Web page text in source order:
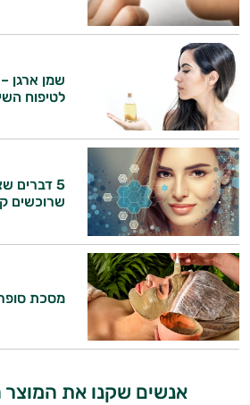
שמן ארגן
לטיפוח
5 דברים
שרוכשים
מסכת
אנשים שקנו את המוצר
התשובות שלי מבוססות על מאגרי
וספרות מקצועית בתחומי
ותזונת הספורט.
אני כאן כדי לעזור לך להתאים
התזונה ומוצרי הבריאות
ולמצב הגופני שלך, ולהסביר לך
עובדים יחד כדי למקסם תוצאות
יום וגם בתחום הכושר והספורט.
המטרה שלי היא להתאים עבורך
אישיות מבוססות מדעית.
זה הזמן להתחיל. איך אוכל